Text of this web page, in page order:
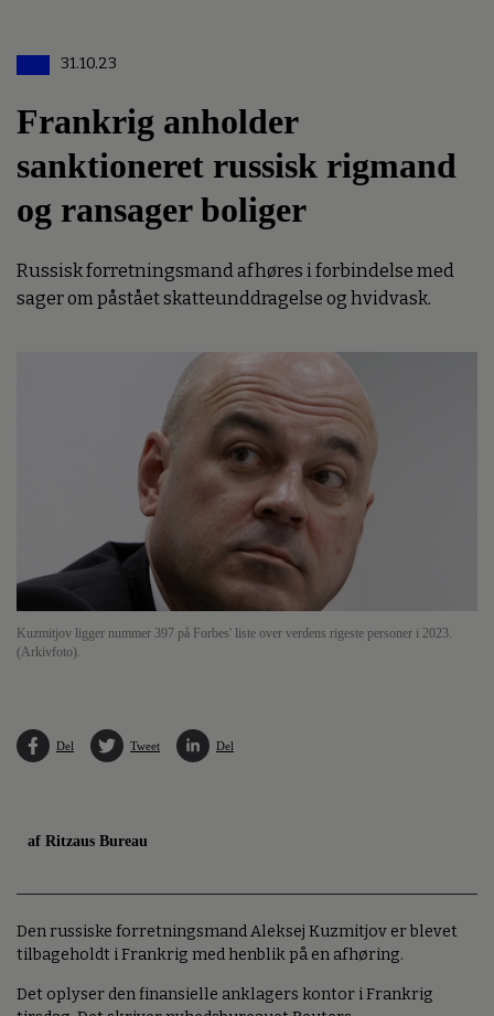
31.10.23
Frankrig anholder
sanktioneret russisk rigmand
og ransager boliger
Russisk forretningsmand afhøres i forbindelse med
sager om påstået skatteunddragelse og hvidvask.
Kuzmitjov ligger nummer 397 på Forbes' liste over verdens rigeste personer i 2023.
(Arkivfoto).
Del Tweet Del
af Ritzaus Bureau
Den russiske forretningsmand Aleksej Kuzmitjov er blevet
tilbageholdt i Frankrig med henblik på en afhøring.
Det oplyser den finansielle anklagers kontor i Frankrig